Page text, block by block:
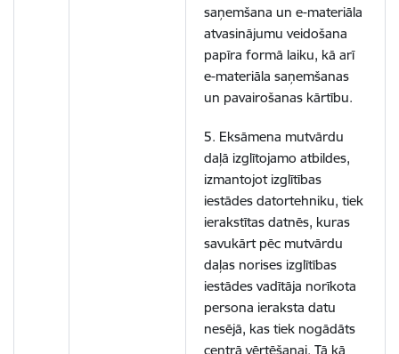
saņemšana un e-materiāla
atvasinājumu veidošana
papīra formā laiku, kā arī
e-materiāla saņemšanas
un pavairošanas kārtību.
5. Eksāmena mutvārdu
daļā izglītojamo atbildes,
izmantojot izglītības
iestādes datortehniku, tiek
ierakstītas datnēs, kuras
savukārt pēc mutvārdu
daļas norises izglītības
iestādes vadītāja norīkota
persona ieraksta datu
nesējā, kas tiek nogādāts
centrā vērtēšanai. Tā kā